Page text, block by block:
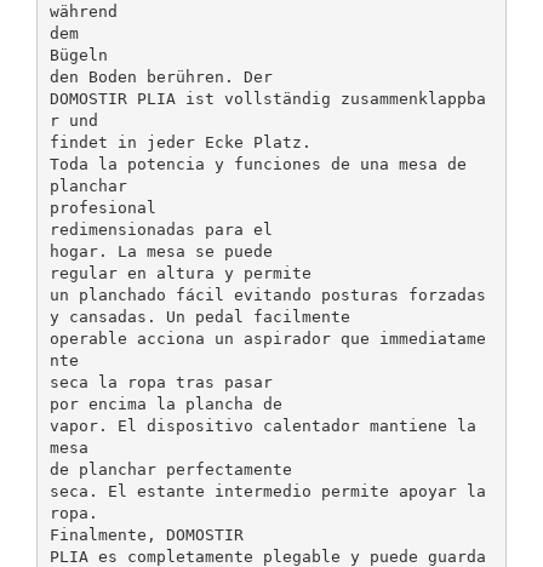
während
dem
Bügeln
den Boden berühren. Der
DOMOSTIR PLIA ist vollständig zusammenklappba
r und
findet in jeder Ecke Platz.
Toda la potencia y funciones de una mesa de
planchar
profesional
redimensionadas para el
hogar. La mesa se puede
regular en altura y permite
un planchado fácil evitando posturas forzadas
y cansadas. Un pedal facilmente
operable acciona un aspirador que immediatame
nte
seca la ropa tras pasar
por encima la plancha de
vapor. El dispositivo calentador mantiene la
mesa
de planchar perfectamente
seca. El estante intermedio permite apoyar la
ropa.
Finalmente, DOMOSTIR
PLIA es completamente plegable y puede guarda